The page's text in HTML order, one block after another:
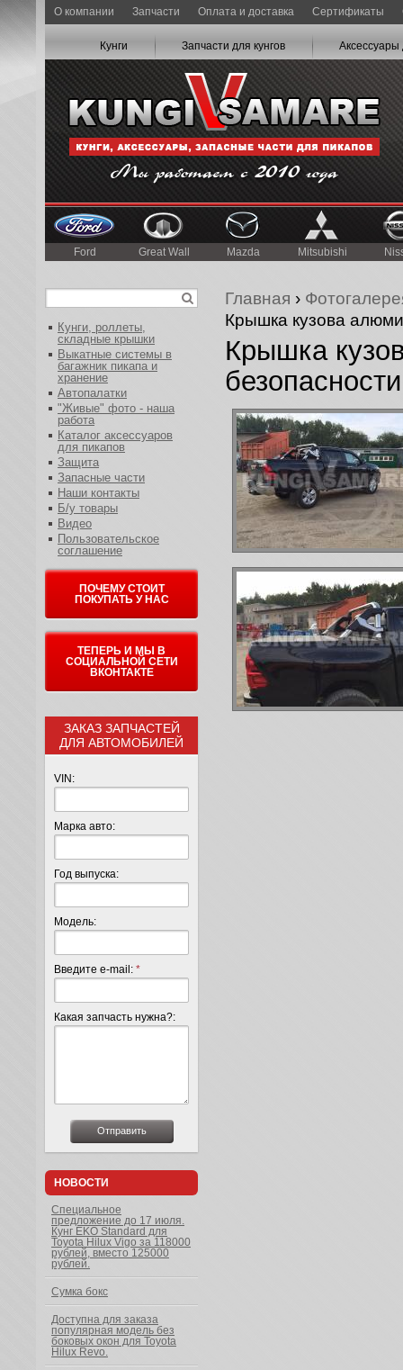
О компании Запчасти Оплата и доставка Сертификаты
Кунги Запчасти для кунгов Аксессуары
Ford Great Wall Mazda Mitsubishi
Главная ›
Крышка кузова
Крышка
Кунги, роллеты,
складные крышки
Выкатные системы в
багажник пикапа и
хранение
Автопалатки
"Живые" фото - наша
работа
Каталог аксессуаров
для пикапов
Защита
Запасные части
Наши контакты
Б/у товары
Видео
Пользовательское
соглашение
ПОЧЕМУ СТОИТ
ПОКУПАТЬ У НАС
ТЕПЕРЬ И МЫ В
СОЦИАЛЬНОЙ СЕТИ
ВКОНТАКТЕ
ЗАКАЗ ЗАПЧАСТЕЙ
ДЛЯ АВТОМОБИЛЕЙ
VIN:
Марка авто:
Год выпуска:
Модель:
Введите e-mail: *
Какая запчасть нужна?:
НОВОСТИ
Специальное
предложение до 17 июля.
Кунг EKO Standard для
Toyota Hilux Vigo за 118000
рублей, вместо 125000
рублей.
Сумка бокс
Доступна для заказа
популярная модель без
боковых окон для Toyota
Hilux Revo.